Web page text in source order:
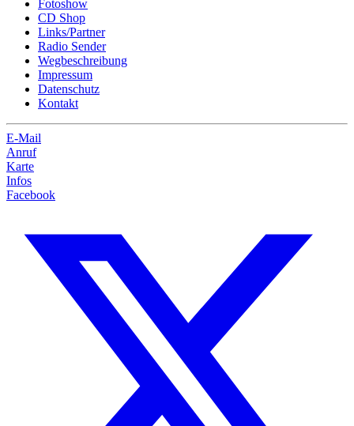
Fotoshow
CD Shop
Links/Partner
Radio Sender
Wegbeschreibung
Impressum
Datenschutz
Kontakt
E-Mail
Anruf
Karte
Infos
Facebook